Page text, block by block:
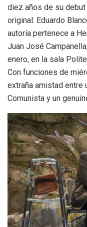
diez años de su
original: Eduardo
autoría pertenece a
Juan José
enero, en la sala
Con funciones de
extraña amistad entre
Comunista y un